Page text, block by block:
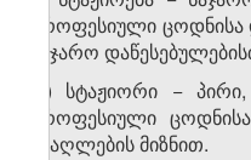
პროფესიული ცოდნისა
საჯარო
ო) სტაჟიორი −
პროფესიული
ამაღლების მიზნით.